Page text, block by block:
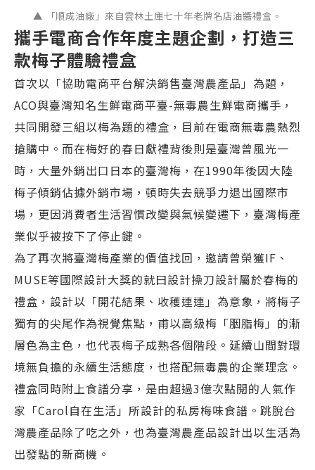
▲ 「順成油廠」來自雲林土庫七十年老牌名店油醬禮盒。
攜手電商合作年度主題企劃，打造三
款梅子體驗禮盒
首次以「協助電商平台解決銷售臺灣農產品」為題，
ACO與臺灣知名生鮮電商平臺-無毒農生鮮電商攜手，
共同開發三組以梅為題的禮盒，目前在電商無毒農熱烈
搶購中。而在梅好的春日獻禮背後則是臺灣曾風光一
時，大量外銷出口日本的臺灣梅，在1990年後因大陸
梅子傾銷佔據外銷市場，頓時失去競爭力退出國際市
場，更因消費者生活習慣改變與氣候變遷下，臺灣梅產
業似乎被按下了停止鍵。
為了再次將臺灣梅產業的價值找回，邀請曾榮獲IF、
MUSE等國際設計大獎的就曰設計操刀設計屬於春梅的
禮盒，設計以「開花結果、收穫連連」為意象，將梅子
獨有的尖尾作為視覺焦點，甫以高級梅「胭脂梅」的漸
層色為主色，也代表梅子成熟各個階段。延續山間對環
境無負擔的永續生活態度，也搭配無毒農的企業理念。
禮盒同時附上食譜分享，是由超過3億次點閱的人氣作
家「Carol自在生活」所設計的私房梅味食譜。跳脫台
灣農產品除了吃之外，也為臺灣農產品設計出以生活為
出發點的新商機。